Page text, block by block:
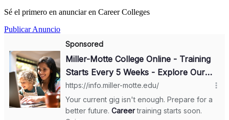
Sé el primero en anunciar en Career Colleges
Publicar Anuncio